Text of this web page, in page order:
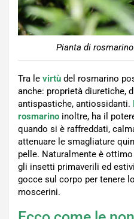
Pianta di
Tra le virtù del rosmarino
anche: proprietà diuretiche,
antispastiche, antiossidanti.
rosmarino inoltre, ha il
quando si è raffreddati,
attenuare le smagliature
pelle. Naturalmente è
gli insetti primaverili ed
gocce sul corpo per tenere
moscerini.